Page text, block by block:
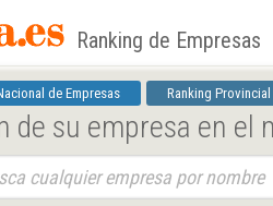
Ranking de Empresas
de Empresas Ranking
de su empresa en el